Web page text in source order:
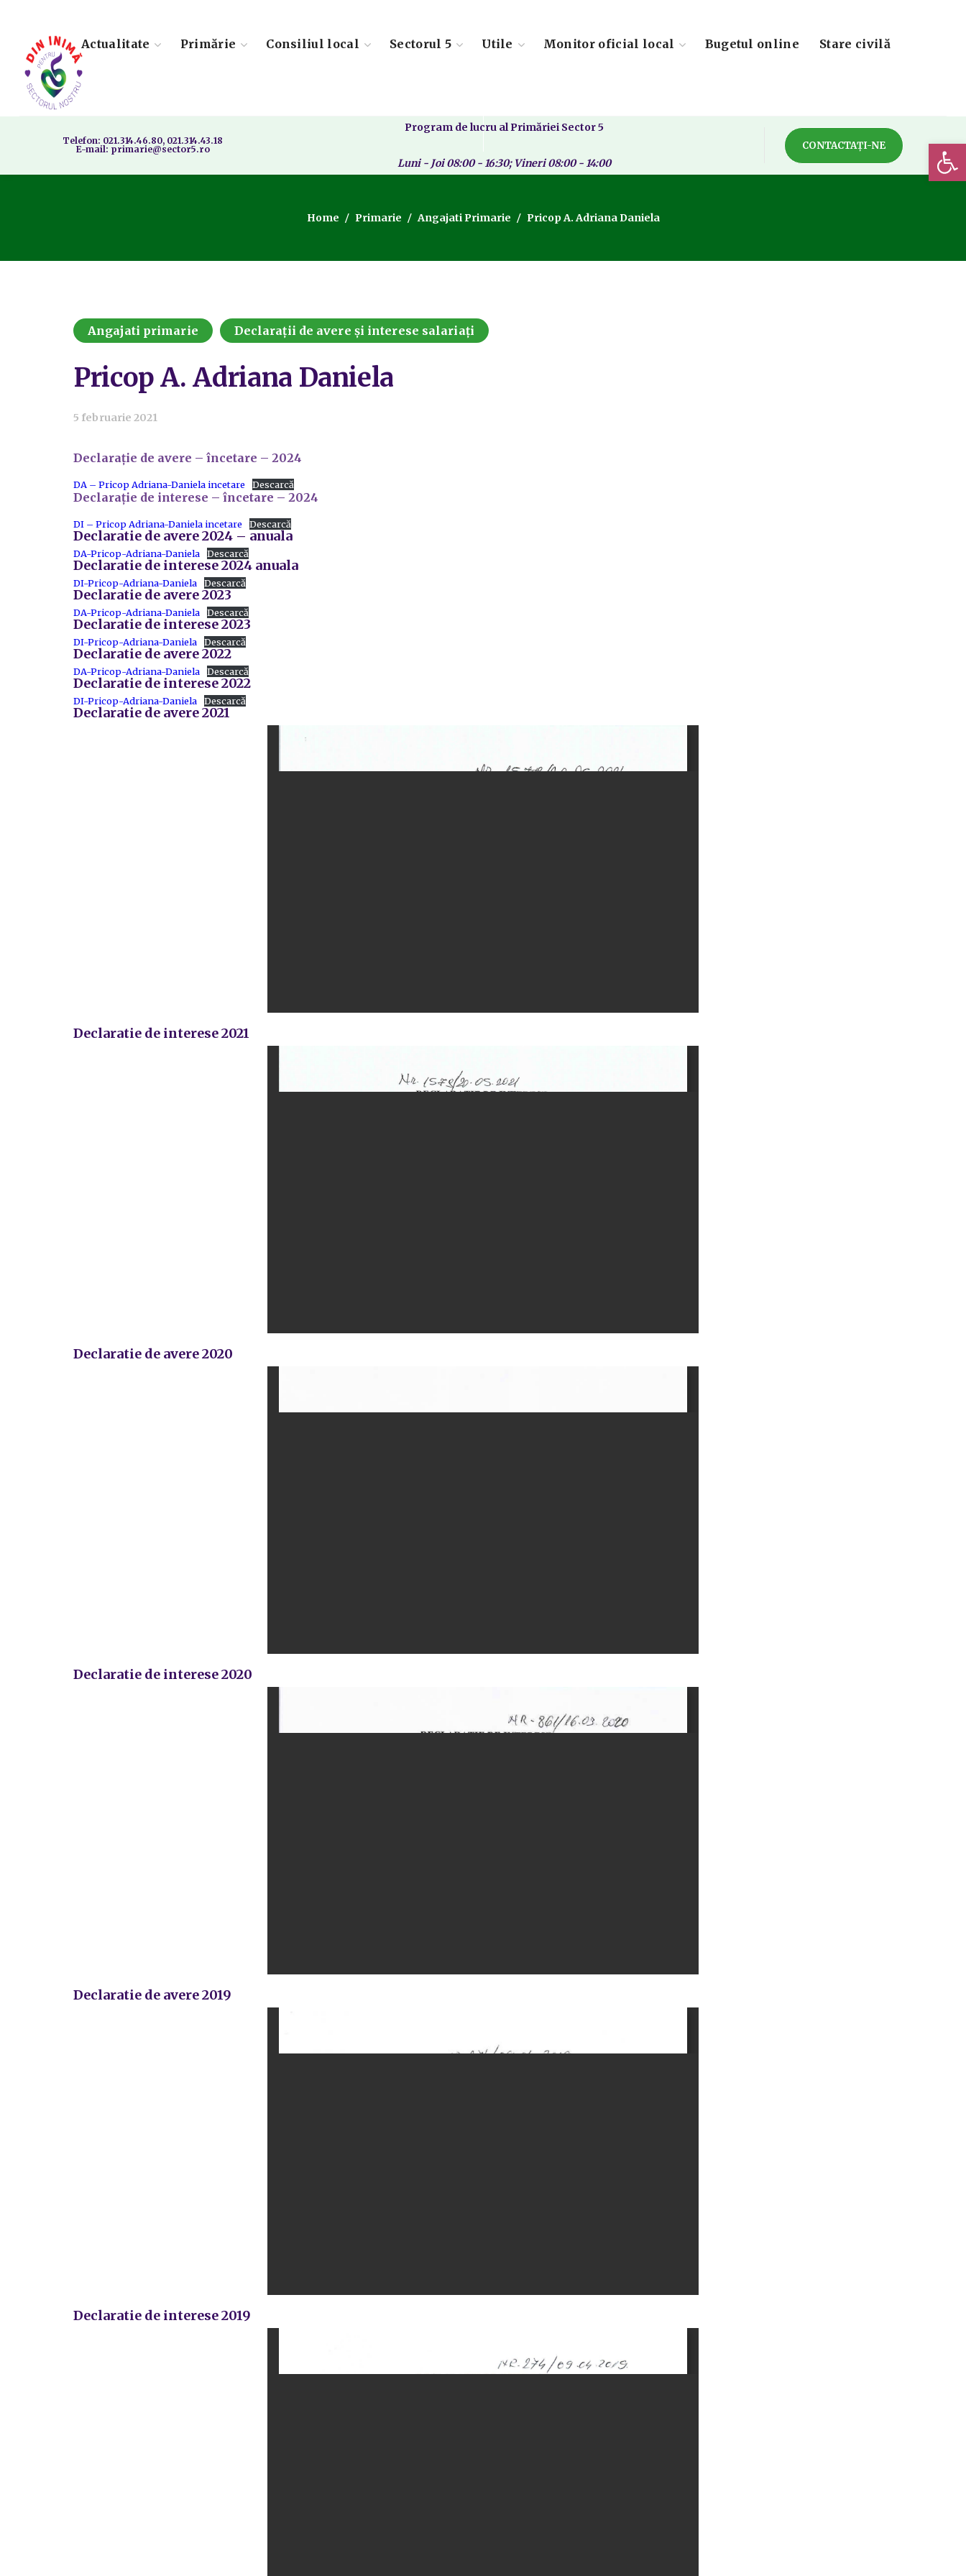
Actualitate Primărie Consiliul local Sectorul 5 Utile Monitor oficial local Bugetul online Stare civilă
Telefon: 021.314.46.80, 021.314.43.18
E-mail: primarie@sector5.ro
Program de lucru al Primăriei Sector 5
Luni - Joi 08:00 - 16:30; Vineri 08:00 - 14:00
CONTACTAȚI-NE
Home Primarie Angajati Primarie Pricop A. Adriana Daniela
Angajati primarie Declarații de avere și interese salariați
Pricop A. Adriana Daniela
5 februarie 2021
Declarație de avere – încetare – 2024
DA – Pricop Adriana-Daniela incetare Descarcă
Declarație de interese – încetare – 2024
DI – Pricop Adriana-Daniela incetare Descarcă
Declaratie de avere 2024 – anuala
DA-Pricop-Adriana-Daniela Descarcă
Declaratie de interese 2024 anuala
DI-Pricop-Adriana-Daniela Descarcă
Declaratie de avere 2023
DA-Pricop-Adriana-Daniela Descarcă
Declaratie de interese 2023
DI-Pricop-Adriana-Daniela Descarcă
Declaratie de avere 2022
DA-Pricop-Adriana-Daniela Descarcă
Declaratie de interese 2022
DI-Pricop-Adriana-Daniela Descarcă
Declaratie de avere 2021
Declaratie de interese 2021
Declaratie de avere 2020
Declaratie de interese 2020
Declaratie de avere 2019
Declaratie de interese 2019